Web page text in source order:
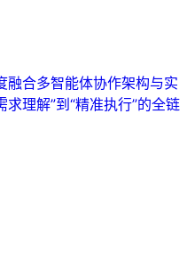
合多智能体协作架构与实
理解”到“精准执行”的全链